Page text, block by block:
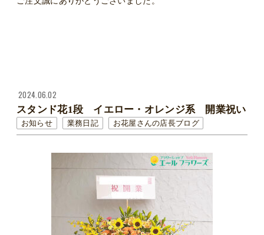
2024.06.02
スタンド花1段 イエロー・オレンジ系 開業祝い
お知らせ 業務日記 お花屋さんの店長ブログ